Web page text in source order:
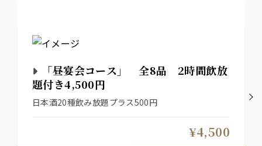
「昼宴会コース」 全8品 2時間飲放
題付き4,500円
日本酒20種飲み放題プラス500円
¥4,500